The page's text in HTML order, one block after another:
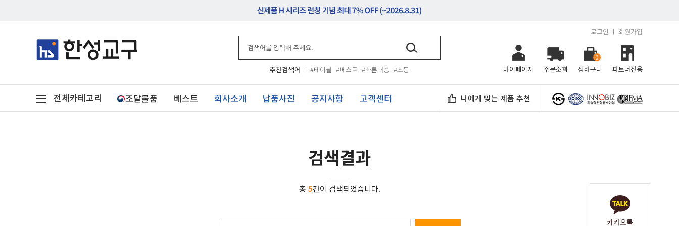
로그인 회원가입
추천검색어 #테이블 #베스트 #빠른배송 #초등 마이페이지 주문조회
0
장바구니 파트너전용
전체카테고리 조달물품 베스트 회사소개 납품사진 공지사항 고객센터 나에게 맞는 제품 추천
검색결과
카카오톡
총 5건이 검색되었습니다.